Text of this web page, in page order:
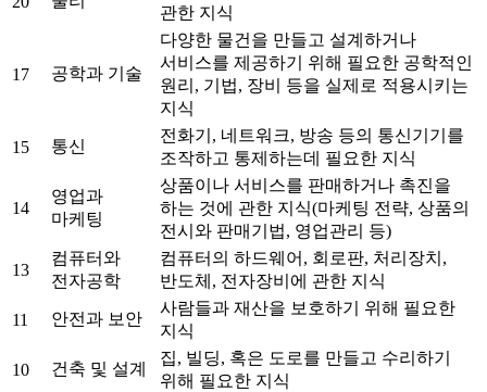
관한 지식
17 공학과 기술
다양한 물건을 만들고 설계하거나
서비스를 제공하기 위해 필요한 공학적인
원리, 기법, 장비 등을 실제로 적용시키는
지식
15 통신
전화기, 네트워크, 방송 등의 통신기기를
조작하고 통제하는데 필요한 지식
14
영업과
마케팅
상품이나 서비스를 판매하거나 촉진을
하는 것에 관한 지식(마케팅 전략, 상품의
전시와 판매기법, 영업관리 등)
13
컴퓨터와
전자공학
컴퓨터의 하드웨어, 회로판, 처리장치,
반도체, 전자장비에 관한 지식
11 안전과 보안
사람들과 재산을 보호하기 위해 필요한
지식
10 건축 및 설계
집, 빌딩, 혹은 도로를 만들고 수리하기
위해 필요한 지식